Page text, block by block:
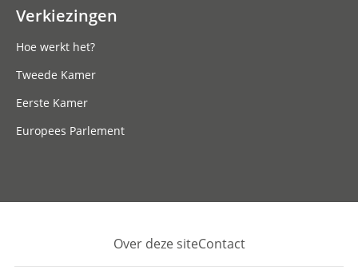
Verkiezingen
Hoe werkt het?
Tweede Kamer
Eerste Kamer
Europees Parlement
Footer
Over deze siteContact